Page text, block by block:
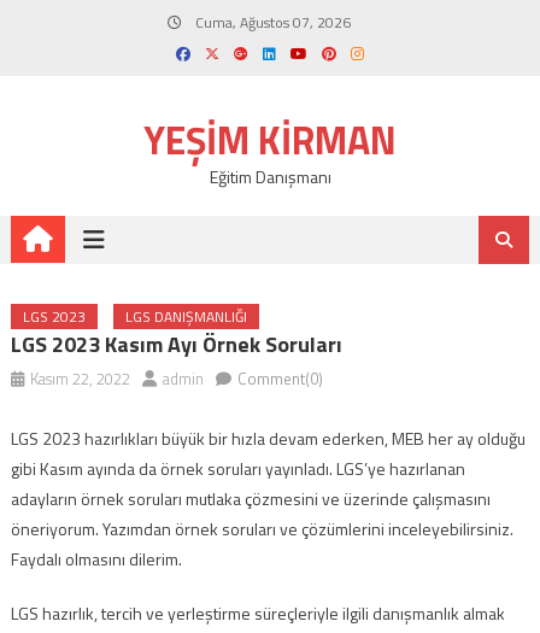
Cuma, Ağustos 07, 2026
YEŞIM KIRMAN
Eğitim Danışmanı
LGS 2023 LGS DANIŞMANLIĞI
LGS 2023 Kasım Ayı Örnek Soruları
Kasım 22, 2022 admin Comment(0)
LGS 2023 hazırlıkları büyük bir hızla devam ederken, MEB her ay olduğu
gibi Kasım ayında da örnek soruları yayınladı. LGS’ye hazırlanan
adayların örnek soruları mutlaka çözmesini ve üzerinde çalışmasını
öneriyorum. Yazımdan örnek soruları ve çözümlerini inceleyebilirsiniz.
Faydalı olmasını dilerim.
LGS hazırlık, tercih ve yerleştirme süreçleriyle ilgili danışmanlık almak